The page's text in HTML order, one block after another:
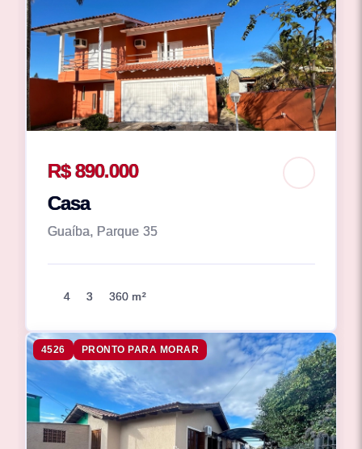
R$ 890.000
Casa
Guaíba, Parque 35
4 3 360 m²
4526 PRONTO PARA MORAR